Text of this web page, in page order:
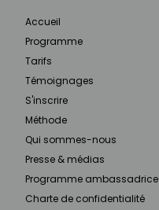
Accueil
Programme
Tarifs
Témoignages
S'inscrire
Méthode
Qui sommes-nous
Presse & médias
Programme ambassadrice
Charte de confidentialité